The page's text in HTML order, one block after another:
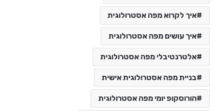
איך לקרוא מפה אסטרולוגית
איך עושים מפה אסטרולוגית
אלטרנטיבלי מפה אסטרולוגית
בניית מפה אסטרולוגית אישית
הורוסקופ יומי מפה אסטרולוגית